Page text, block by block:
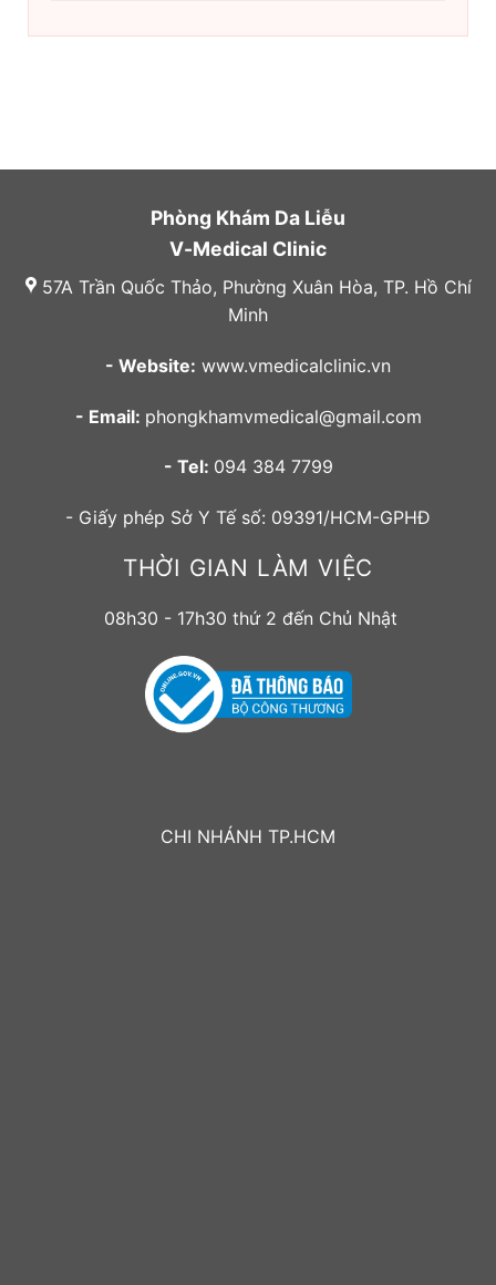
Phòng Khám Da Liễu
V-Medical Clinic
57A Trần Quốc Thảo, Phường Xuân Hòa, TP. Hồ Chí
Minh
- Website: www.vmedicalclinic.vn
- Email: phongkhamvmedical@gmail.com
- Tel: 094 384 7799
- Giấy phép Sở Y Tế số: 09391/HCM-GPHĐ
THỜI GIAN LÀM VIỆC
08h30 - 17h30 thứ 2 đến Chủ Nhật
CHI NHÁNH TP.HCM